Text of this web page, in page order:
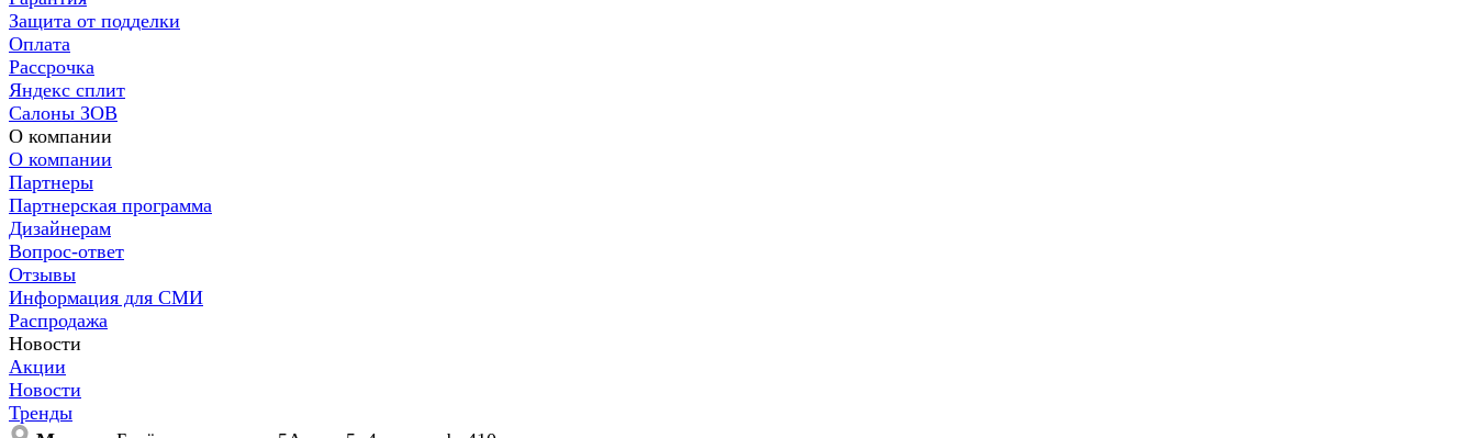
Защита от подделки
Оплата
Рассрочка
Яндекс сплит
Салоны ЗОВ
О компании
О компании
Партнеры
Партнерская программа
Дизайнерам
Вопрос-ответ
Отзывы
Информация для СМИ
Распродажа
Новости
Акции
Новости
Тренды